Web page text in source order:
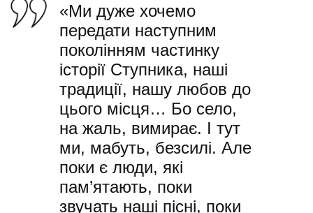
«Ми дуже хочемо
передати наступним
поколінням частинку
історії Ступника, наші
традиції, нашу любов до
цього місця… Бо село,
на жаль, вимирає. І тут
ми, мабуть, безсилі. Але
поки є люди, які
пам’ятають, поки
звучать наші пісні, поки